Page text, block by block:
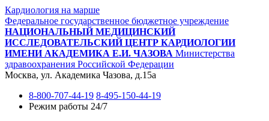
Кардиология на марше
Федеральное государственное бюджетное учреждение
НАЦИОНАЛЬНЫЙ МЕДИЦИНСКИЙ
ИССЛЕДОВАТЕЛЬСКИЙ ЦЕНТР КАРДИОЛОГИИ
ИМЕНИ АКАДЕМИКА Е.И. ЧАЗОВА Министерства
здравоохранения Российской Федерации
Москва, ул. Академика Чазова, д.15а
8-800-707-44-19 8-495-150-44-19
Режим работы 24/7